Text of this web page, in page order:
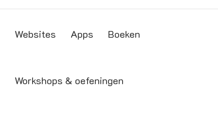
Websites Apps Boeken
Workshops & oefeningen